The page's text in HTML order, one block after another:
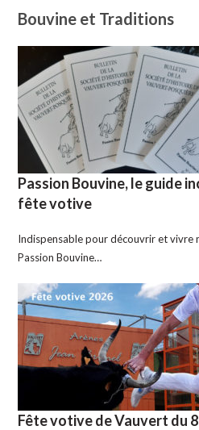
Bouvine et Traditions
Passion Bouvine, le guide
fête votive
Indispensable pour découvrir et vivre
Passion Bouvine…
Fête votive de Vauvert du